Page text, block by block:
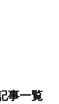
事一覧